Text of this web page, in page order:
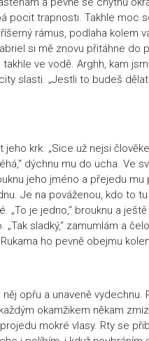
pocit trapnosti. Takhle moc
rámus, podlaha kolem
si mě znovu přitáhne do
ve vodě. Arghh, kam
slasti. „Jestli to budeš
jeho krk. „Sice už nejsi
dýchnu mu do ucha. Ve
jeho jméno a přejedu
Je na pováženou, kdo to
„To je jedno,“ brouknu a
sladký,“ zamumlám a
ho pevně obejmu
opřu a unaveně
okamžikem někam
mokré vlasy. Rty se